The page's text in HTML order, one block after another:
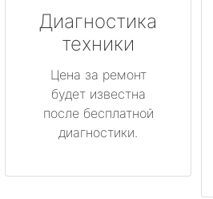
Диагностика
техники
Цена за ремонт
будет известна
после бесплатной
диагностики.